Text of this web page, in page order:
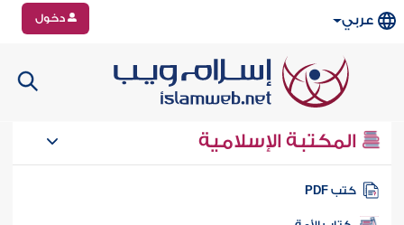
عربي دخول
المكتبة الإسلامية
كتب PDF